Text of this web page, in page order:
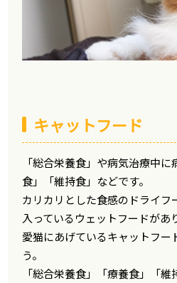
キャットフード
「総合栄養食」や病気治療中
食」「維持食」などです。
カリカリとした食感のドライフ
入っているウェットフードがあ
愛猫にあげているキャットフー
う。
「総合栄養食」「療養食」「